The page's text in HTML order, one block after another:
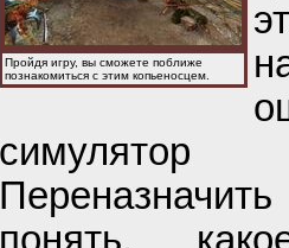
Пройдя игру, вы сможете поближе
познакомиться с этим копьеносцем.
симулятор